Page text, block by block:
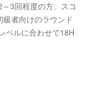
3回程度の方、スコ
者向けのラウンド
ベルに合わせて18H